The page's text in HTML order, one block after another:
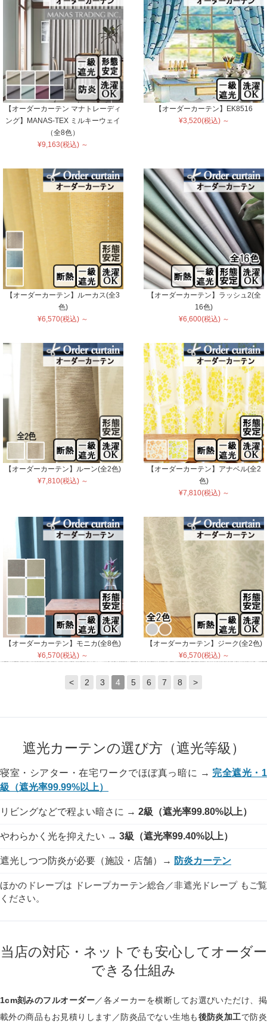
【オーダーカーテン マナトレーディ
ング】MANAS-TEX ミルキーウェイ
（全8色）
¥9,163(税込) ～
【オーダーカーテン】EK8516
¥3,520(税込) ～
【オーダーカーテン】ルーカス(全3
色)
¥6,570(税込) ～
【オーダーカーテン】ラッシュ2(全
16色)
¥6,600(税込) ～
【オーダーカーテン】ルーン(全2色)
¥7,810(税込) ～
【オーダーカーテン】アナベル(全2
色)
¥7,810(税込) ～
【オーダーカーテン】モニカ(全8色)
¥6,570(税込) ～
【オーダーカーテン】ジーク(全2色)
¥6,570(税込) ～
< 2 3 4 5 6 7 8 >
遮光カーテンの選び方（遮光等級）
寝室・シアター・在宅ワークでほぼ真っ暗に → 完全遮光・1
級（遮光率99.99%以上）
リビングなどで程よい暗さに → 2級（遮光率99.80%以上）
やわらかく光を抑えたい → 3級（遮光率99.40%以上）
遮光しつつ防炎が必要（施設・店舗）→ 防炎カーテン
ほかのドレープは ドレープカーテン総合 ／非遮光ドレープもご覧
ください。
当店の対応・ネットでも安心してオーダー
できる仕組み
1cm刻みのフルオーダー／各メーカーを横断してお選びいただけ、掲
載外の商品もお見積りします／防炎品でない生地も後防炎加工で防炎